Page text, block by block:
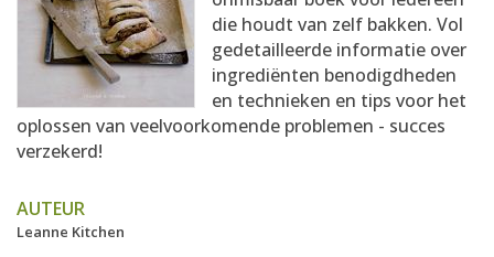
KOOKBOEKEN
die houdt van zelf bakken. Vol
gedetailleerde informatie over
ingrediënten benodigdheden
en technieken en tips voor het
oplossen van veelvoorkomende problemen - succes
verzekerd!
AUTEUR
Leanne Kitchen